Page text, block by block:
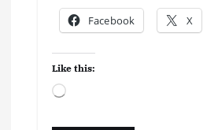
Facebook X
Like this:
L